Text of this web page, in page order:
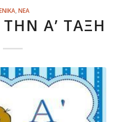
, ΝΕΑ
ΤΗΝ Α’ ΤΆΞΗ